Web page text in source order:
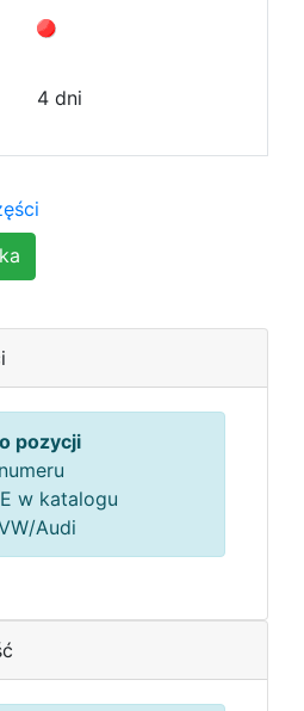
4 dni
pozycji
numeru
w katalogu
Audi